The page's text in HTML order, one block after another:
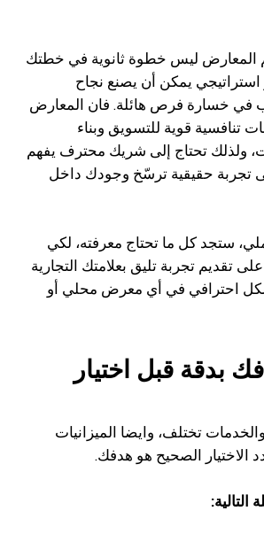
المعارض ليس خطوة ثانوية في خطتك
استراتيجي يمكن أن يصنع نجاح
في خسارة فرص هائلة. فان المعارض
تنافسية قوية للتسويق وبناء
ولذلك تحتاج إلى شريك محترف يفهم
تجربة حقيقية ترسّخ وجودك داخل
ستجد كل ما تحتاج معرفته، لكي
تقديم تجربة تليق بعلامتك التجارية
احترافي في أي معرض محلي أو
بدقة قبل اختيار
تختلف، وايضا الميزانيات
الاختيار الصحيح هو هدفك.